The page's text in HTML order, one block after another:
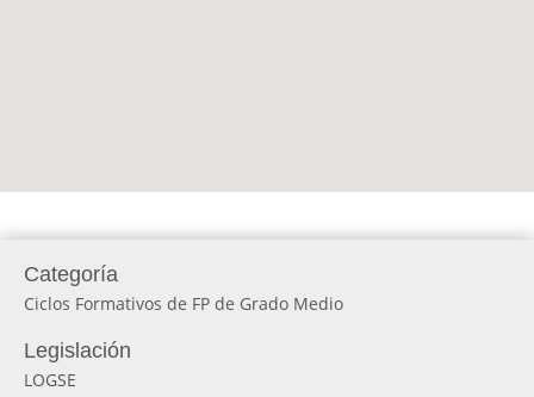
Categoría
Ciclos Formativos de FP de Grado Medio
Legislación
LOGSE